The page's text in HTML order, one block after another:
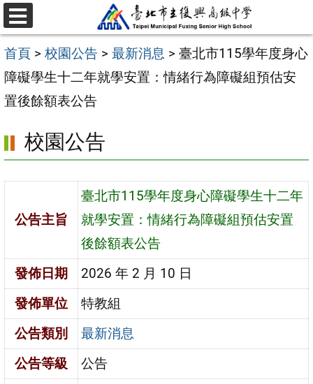
跳
至
主
要
內
區
選
單
首頁 > 校園公告 > 最新消息 > 臺北市115學年度身心
障礙學生十二年就學安置：情緒行為障礙組預估安
置後餘額表公告
校園公告
公告主旨
臺北市115學年度身心障礙學生十二年
就學安置：情緒行為障礙組預估安置
後餘額表公告
發佈日期
2026 年 2 月 10 日
發佈單位
特教組
公告類別
最新消息
公告等級
公告